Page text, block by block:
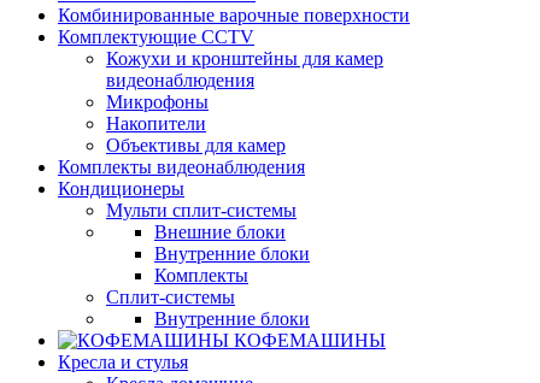
Комбинированные варочные поверхности
Комплектующие CCTV
Кожухи и кронштейны для камер
видеонаблюдения
Микрофоны
Накопители
Объективы для камер
Комплекты видеонаблюдения
Кондиционеры
Мульти сплит-системы
Внешние блоки
Внутренние блоки
Комплекты
Сплит-системы
Внутренние блоки
КОФЕМАШИНЫ
Кресла и стулья